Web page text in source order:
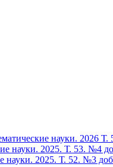
науки. 2026 Т.
науки. 2025. Т. 53. №4
2025. Т. 52. №3